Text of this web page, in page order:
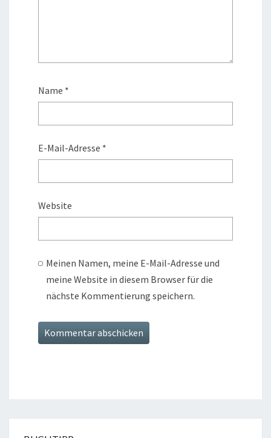
Name *
E-Mail-Adresse *
Website
Meinen Namen, meine E-Mail-Adresse und
meine Website in diesem Browser für die
nächste Kommentierung speichern.